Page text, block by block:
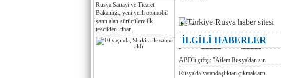
Rusya Sanayi ve Ticaret
Bakanlığı, yeni yerli otomobil
satın alan sürücülere ilk
tescilden itibar...
Реклама
İLGİLİ HABERLER
ABD'li çiftçi: "Ailem Rusya'dan sın
Rusya'da vatandaşlıktan çıkmak artı